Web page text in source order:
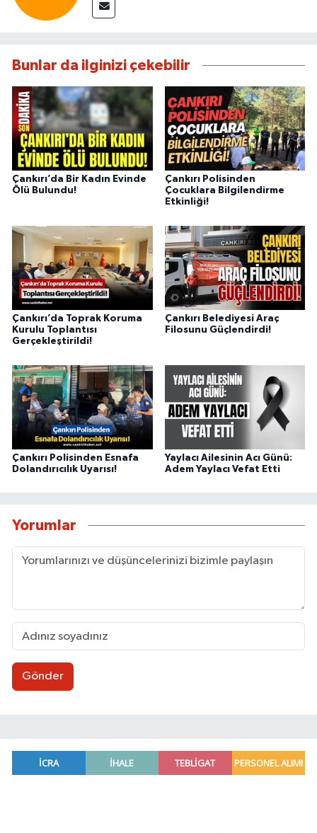
Bunlar da ilginizi çekebilir
Çankırı’da Bir Kadın Evinde
Ölü Bulundu!
Çankırı Polisinden
Çocuklara Bilgilendirme
Etkinliği!
Çankırı’da Toprak Koruma
Kurulu Toplantısı
Gerçekleştirildi!
Çankırı Belediyesi Araç
Filosunu Güçlendirdi!
Çankırı Polisinden Esnafa
Dolandırıcılık Uyarısı!
Yaylacı Ailesinin Acı Günü:
Adem Yaylacı Vefat Etti
Yorumlar
Gönder